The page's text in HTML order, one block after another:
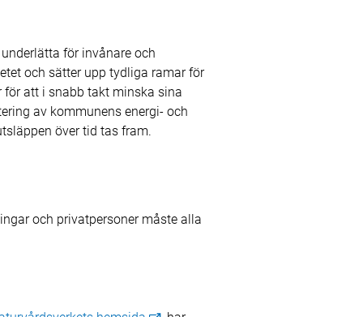
för invånare och
och sätter upp tydliga ramar för
att i snabb takt minska sina
av kommunens energi- och
över tid tas fram.
och privatpersoner måste alla